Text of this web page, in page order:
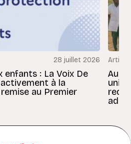
28 juillet 2026
enfants : La Voix De
à la
au Premier
Article
Au